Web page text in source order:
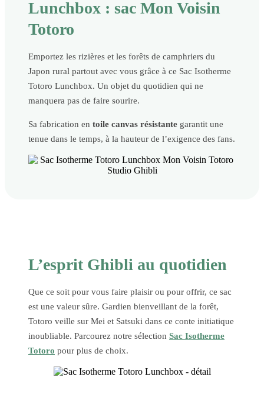
Lunchbox : sac Mon Voisin
Totoro
Emportez les rizières et les forêts de camphriers du
Japon rural partout avec vous grâce à ce Sac Isotherme
Totoro Lunchbox. Un objet du quotidien qui ne
manquera pas de faire sourire.
Sa fabrication en toile canvas résistante garantit une
tenue dans le temps, à la hauteur de l’exigence des fans.
L’esprit Ghibli au quotidien
Que ce soit pour vous faire plaisir ou pour offrir, ce sac
est une valeur sûre. Gardien bienveillant de la forêt,
Totoro veille sur Mei et Satsuki dans ce conte initiatique
inoubliable. Parcourez notre sélection Sac Isotherme
Totoro pour plus de choix.